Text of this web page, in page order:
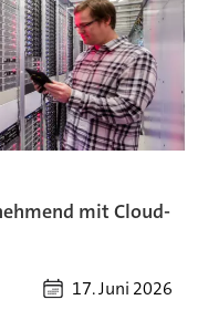
mit Cloud-
17. Juni 2026